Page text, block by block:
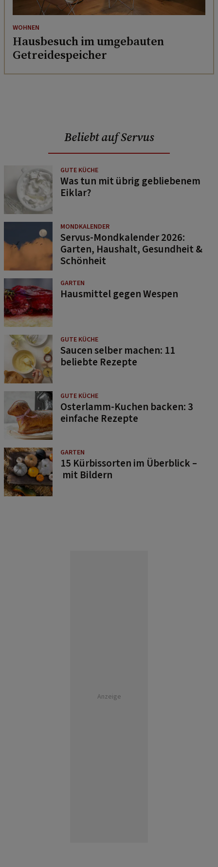
WOHNEN
Hausbesuch im umgebauten
Getreidespeicher
Beliebt auf Servus
GUTE KÜCHE
Was tun mit übrig gebliebenem
Eiklar?
MONDKALENDER
Servus-Mondkalender 2026:
Garten, Haushalt, Gesundheit &
Schönheit
GARTEN
Hausmittel gegen Wespen
GUTE KÜCHE
Saucen selber machen: 11
beliebte Rezepte
GUTE KÜCHE
Osterlamm-Kuchen backen: 3
einfache Rezepte
GARTEN
15 Kürbissorten im Überblick –
mit Bildern
Anzeige